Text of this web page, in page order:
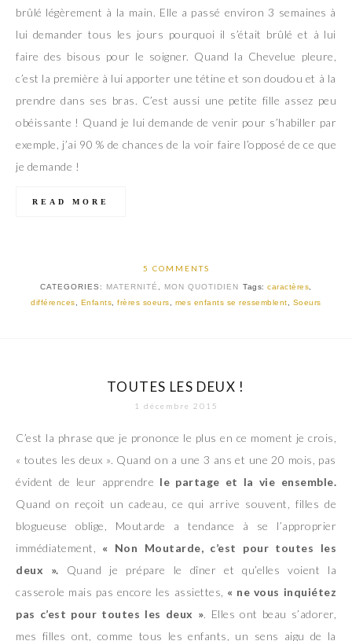
brûlé légèrement à la main. Elle a passé environ 3 semaines à
lui demander tous les jours pourquoi il s’était brûlé et à lui
faire des bisous pour le soigner. Quand la Chevelue pleure,
c’est la première à lui apporter une tétine et son doudou et à la
prendre dans ses bras. C’est aussi une petite fille assez peu
obéissante ! Quand je lui demande de venir pour s’habiller par
exemple, j’ai 90 % de chances de la voir faire l’opposé de ce que
je demande !
READ MORE
5 COMMENTS
CATEGORIES: MATERNITÉ MON QUOTIDIEN Tags:caractères
différences
Enfants ,frères soeurs mes enfants se ressemblent Soeurs
TOUTES LES DEUX !
1 décembre 2015
C’est la phrase que je prononce le plus en ce moment je crois,
« toutes les deux ». Quand on a une 3 ans et une 20 mois, pas
évident de leur apprendre le partage et la vie ensemble.
Quand on reçoit un cadeau, ce qui arrive souvent, filles de
blogueuse oblige, Moutarde a tendance à se l’approprier
immédiatement, « Non Moutarde, c’est pour toutes les
deux ». Quand je prépare le dîner et qu’elles voient la
casserole mais pas encore les assiettes, « ne vous inquiétez
pas c’est pour toutes les deux ». Elles ont beau s’adorer,
mes filles ont, comme tous les enfants, un sens aigu de la